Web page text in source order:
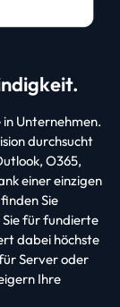
Unternehmen.
durchsucht
O365,
einer einzigen
Sie
für fundierte
dabei höchste
Server oder
Ihre